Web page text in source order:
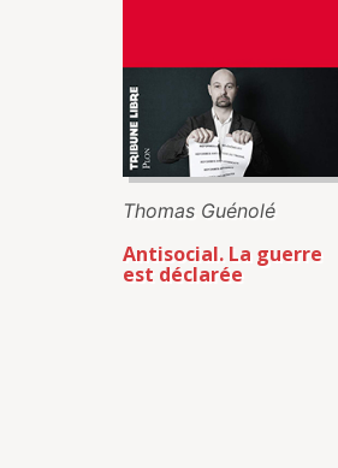
Thomas Guénolé
Antisocial. La guerre
est déclarée